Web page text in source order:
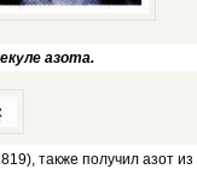
азота.
также получил азот